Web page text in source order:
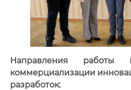
Направления работы
коммерциализации
разработок: